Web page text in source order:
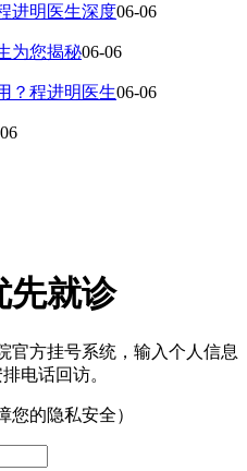
进明医生深度06-06
为您揭秘06-06
？程进明医生06-06
先就诊
官方挂号系统，输入个人信息
电话回访。
您的隐私安全）